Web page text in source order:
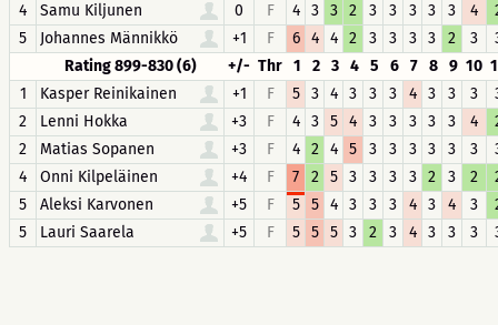
4
Samu Kiljunen 0 F 4 3 3 2 3 3 3 3 3 4
5
Johannes Männikkö +1 F 6 4 4 2 3 3 3 3 2 3
Rating 899-830 (6)
+/- Thr 1 2 3 4 5 6 7 8 9 10
1
Kasper Reinikainen +1 F 5 3 4 3 3 3 4 3 3 3
2
Lenni Hokka +3 F 4 3 5 4 3 3 3 3 3 4
2
Matias Sopanen +3 F 4 2 4 5 3 3 3 3 3 3
4
Onni Kilpeläinen +4 F 7 2 5 3 3 3 3 2 3 2
5
Aleksi Karvonen +5 F 5 5 4 3 3 3 4 3 4 3
5
Lauri Saarela +5 F 5 5 5 3 2 3 4 3 3 3